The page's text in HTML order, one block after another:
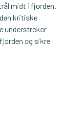
midt i fjorden.
kritiske
understreker
og sikre